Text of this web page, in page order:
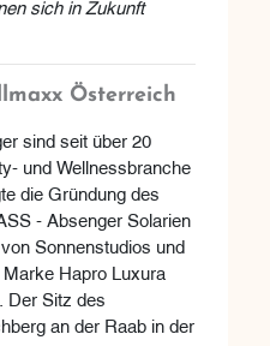
sich in Zukunft
Österreich
sind seit über 20
und Wellnessbranche
die Gründung des
- Absenger Solarien
Sonnenstudios und
Marke Hapro Luxura
Der Sitz des
an der Raab in der